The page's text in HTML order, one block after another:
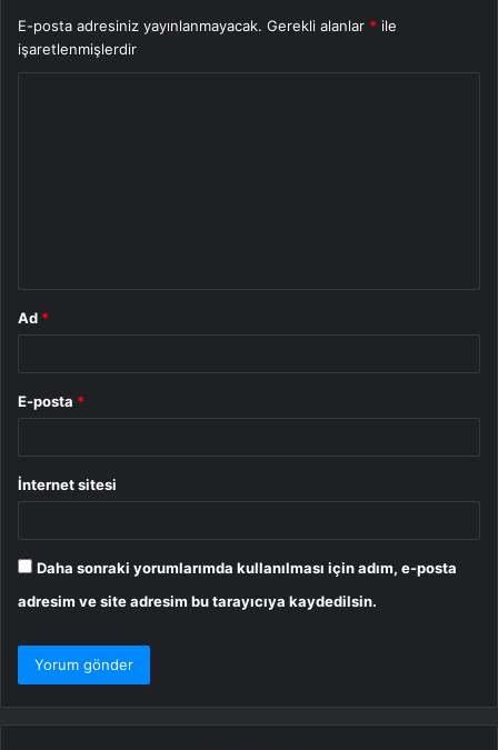
E-posta adresiniz yayınlanmayacak. Gerekli alanlar * ile
işaretlenmişlerdir
Ad *
E-posta *
İnternet sitesi
Daha sonraki yorumlarımda kullanılması için adım, e-posta
adresim ve site adresim bu tarayıcıya kaydedilsin.